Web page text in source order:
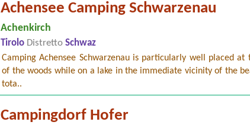
Achensee Camping Schwarzenau
Achenkirch
Tirolo Distretto Schwaz
Camping Achensee Schwarzenau is particularly well placed at
of the woods while on a lake in the immediate vicinity of the
tota..
Campingdorf Hofer